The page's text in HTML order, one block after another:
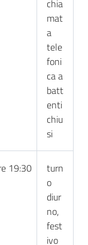
chia
mat
a
tele
foni
ca a
batt
enti
chiu
si
19:30
turn
o
diur
no,
fest
ivo